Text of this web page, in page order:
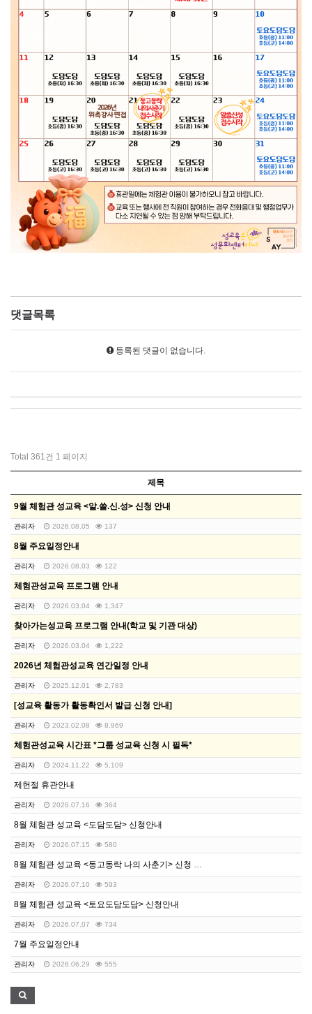
댓글목록
등록된 댓글이 없습니다.
Total 361건 1 페이지
제목
9월 체험관 성교육 <알.쓸.신.성> 신청 안내
관리자 2026.08.05 137
8월 주요일정안내
관리자 2026.08.03 122
체험관성교육 프로그램 안내
관리자 2026.03.04 1,347
찾아가는성교육 프로그램 안내(학교 및 기관 대상)
관리자 2026.03.04 1,222
2026년 체험관성교육 연간일정 안내
관리자 2025.12.01 2,783
[성교육 활동가 활동확인서 발급 신청 안내]
관리자 2023.02.08 8,969
체험관성교육 시간표 *그룹 성교육 신청 시 필독*
관리자 2024.11.22 5,109
제헌절 휴관안내
관리자 2026.07.16 364
8월 체험관 성교육 <도담도담> 신청안내
관리자 2026.07.15 580
관리자 2026.07.10 593
8월 체험관 성교육 <토요도담도담> 신청안내
관리자 2026.07.07 734
7월 주요일정안내
관리자 2026.06.29 555